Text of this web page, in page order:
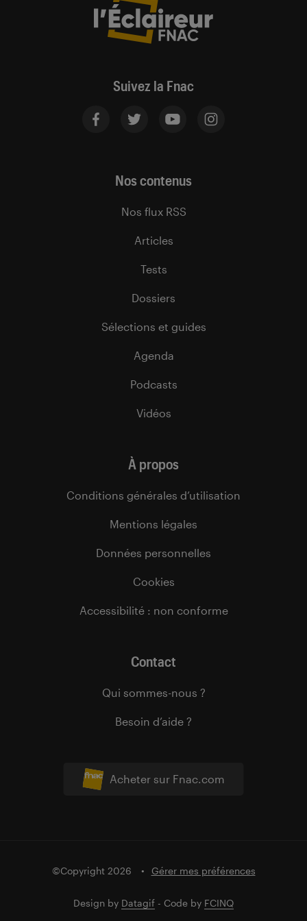
Suivez la Fnac
Acheter sur Fnac.com
Nos contenus
Nos flux RSS
Articles
Tests
Dossiers
Sélections et guides
Agenda
Podcasts
Vidéos
À propos
Conditions générales d’utilisation
Mentions légales
Données personnelles
Cookies
Accessibilité : non conforme
Contact
Qui sommes-nous ?
Besoin d’aide ?
©Copyright 2026 Gérer mes préférences
Design by Datagif - Code by FCINQ